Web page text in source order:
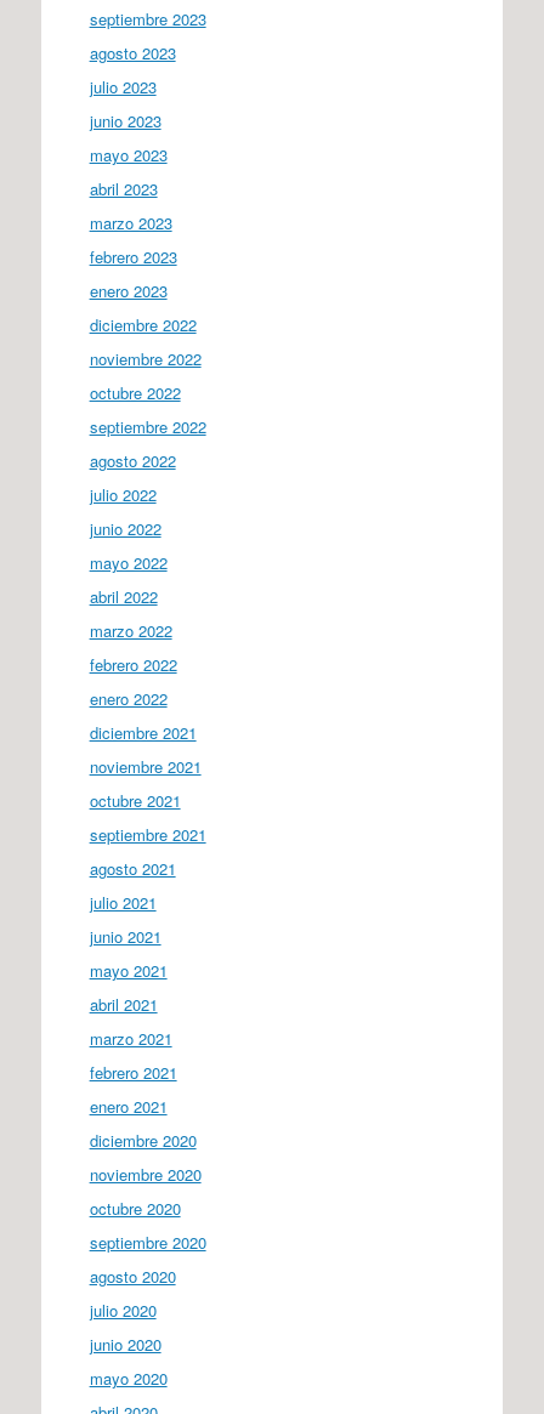
septiembre 2023
agosto 2023
julio 2023
junio 2023
mayo 2023
abril 2023
marzo 2023
febrero 2023
enero 2023
diciembre 2022
noviembre 2022
octubre 2022
septiembre 2022
agosto 2022
julio 2022
junio 2022
mayo 2022
abril 2022
marzo 2022
febrero 2022
enero 2022
diciembre 2021
noviembre 2021
octubre 2021
septiembre 2021
agosto 2021
julio 2021
junio 2021
mayo 2021
abril 2021
marzo 2021
febrero 2021
enero 2021
diciembre 2020
noviembre 2020
octubre 2020
septiembre 2020
agosto 2020
julio 2020
junio 2020
mayo 2020